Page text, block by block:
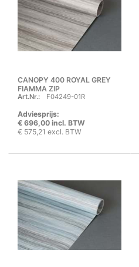
CANOPY 400 ROYAL GREY
FIAMMA ZIP
Art.Nr.: F04249-01R
Adviesprijs:
€ 696,00 incl. BTW
€ 575,21 excl. BTW